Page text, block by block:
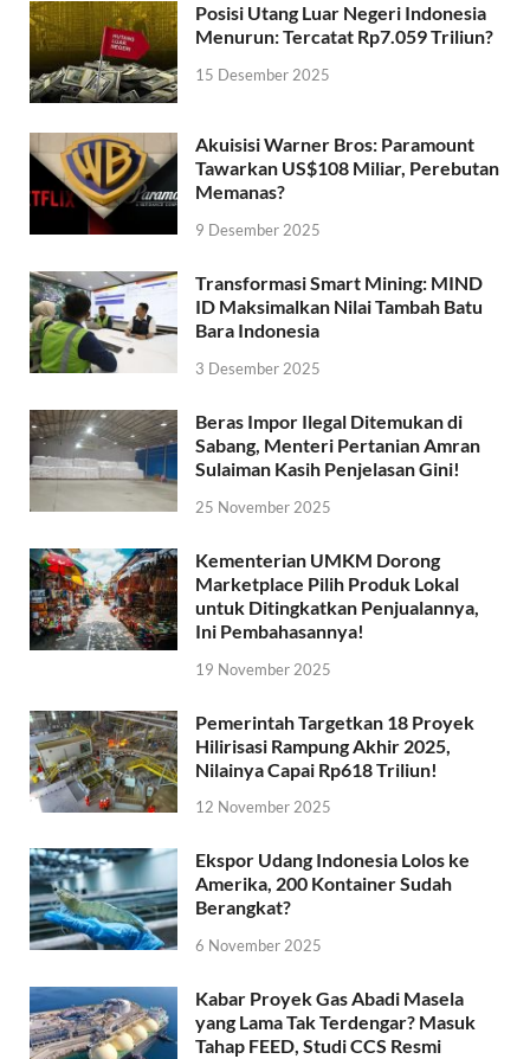
Posisi Utang Luar Negeri Indonesia
Menurun: Tercatat Rp7.059 Triliun?
15 Desember 2025
Akuisisi Warner Bros: Paramount
Tawarkan US$108 Miliar, Perebutan
Memanas?
9 Desember 2025
Transformasi Smart Mining: MIND
ID Maksimalkan Nilai Tambah Batu
Bara Indonesia
3 Desember 2025
Beras Impor Ilegal Ditemukan di
Sabang, Menteri Pertanian Amran
Sulaiman Kasih Penjelasan Gini!
25 November 2025
Kementerian UMKM Dorong
Marketplace Pilih Produk Lokal
untuk Ditingkatkan Penjualannya,
Ini Pembahasannya!
19 November 2025
Pemerintah Targetkan 18 Proyek
Hilirisasi Rampung Akhir 2025,
Nilainya Capai Rp618 Triliun!
12 November 2025
Ekspor Udang Indonesia Lolos ke
Amerika, 200 Kontainer Sudah
Berangkat?
6 November 2025
Kabar Proyek Gas Abadi Masela
yang Lama Tak Terdengar? Masuk
Tahap FEED, Studi CCS Resmi